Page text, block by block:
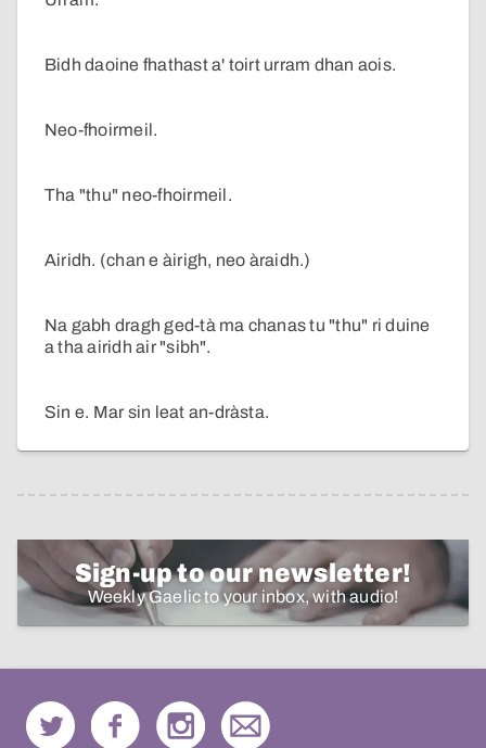
Bidh daoine fhathast a' toirt urram dhan aois.
Neo-fhoirmeil.
Tha "thu" neo-fhoirmeil.
Airidh. (chan e àirigh, neo àraidh.)
Na gabh dragh ged-tà ma chanas tu "thu" ri duine
a tha airidh air "sibh".
Sin e. Mar sin leat an-dràsta.
Sign-up to our newsletter!
Weekly Gaelic to your inbox, with audio!